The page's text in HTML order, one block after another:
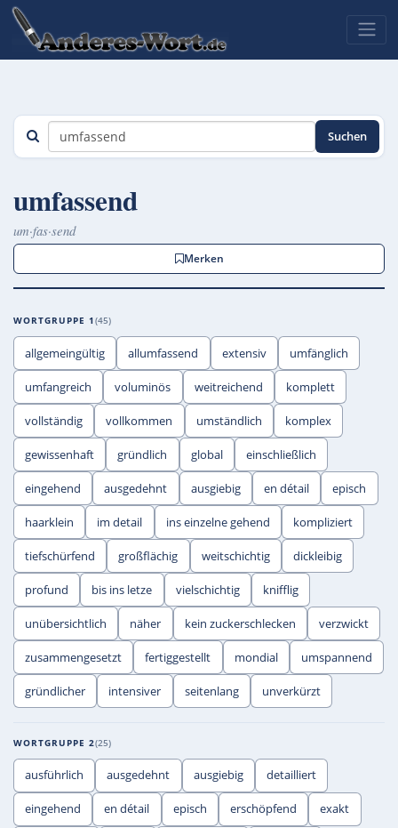
Suchen
umfassend
um·fas·send
Merken
WORTGRUPPE 1 45
allgemeingültig allumfassend extensiv umfänglich
umfangreich voluminös weitreichend komplett
vollständig vollkommen umständlich komplex
gewissenhaft gründlich global einschließlich
eingehend ausgedehnt ausgiebig en détail episch
haarklein im detail ins einzelne gehend kompliziert
tiefschürfend großflächig weitschichtig dickleibig
profund bis ins letze vielschichtig knifflig
unübersichtlich näher kein zuckerschlecken verzwickt
zusammengesetzt fertiggestellt mondial umspannend
gründlicher intensiver seitenlang unverkürzt
WORTGRUPPE 2 25
ausführlich ausgedehnt ausgiebig detailliert
eingehend en détail episch erschöpfend exakt